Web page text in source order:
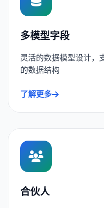
多模型字段
灵活的数据模型设计，
的数据结构
了解更多
合伙人